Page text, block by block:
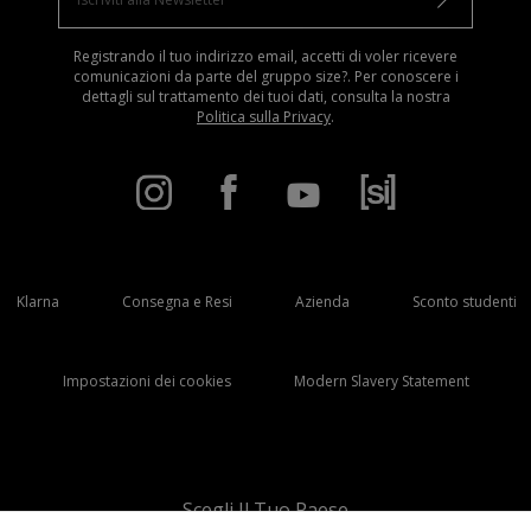
Registrando il tuo indirizzo email, accetti di voler ricevere
comunicazioni da parte del gruppo size?. Per conoscere i
dettagli sul trattamento dei tuoi dati, consulta la nostra
Politica sulla Privacy.
Klarna Consegna e Resi Azienda Sconto studenti
Impostazioni dei cookies Modern Slavery Statement
Scegli Il Tuo Paese